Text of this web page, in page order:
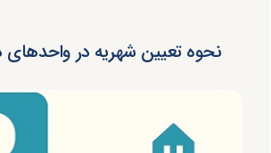
نحوه تعیین شهریه در واحدهای